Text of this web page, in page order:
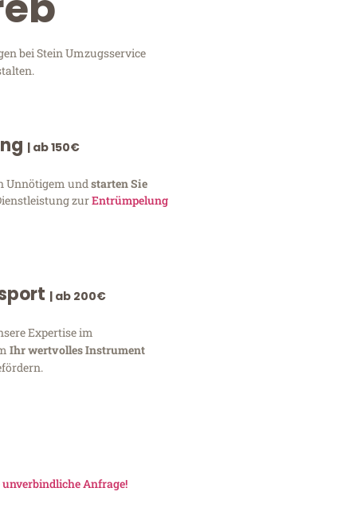
bei Stein Umzugsservice
| ab 150€
Unnötigem und starten Sie
zurEntrümpelung
| ab 200€
Expertise im
Ihr wertvolles Instrument
unverbindliche Anfrage!